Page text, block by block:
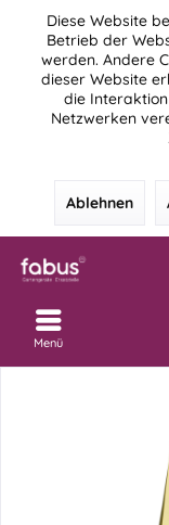
Diese Website
Betrieb der
werden. Andere
dieser Website
die
Netzwerken
Ablehnen
Menü